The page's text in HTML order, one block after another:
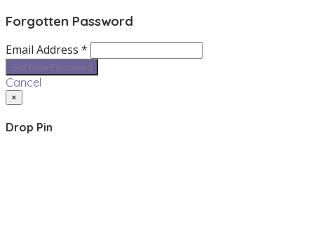
Forgotten Password
Email Address *
Cancel
×
Drop Pin